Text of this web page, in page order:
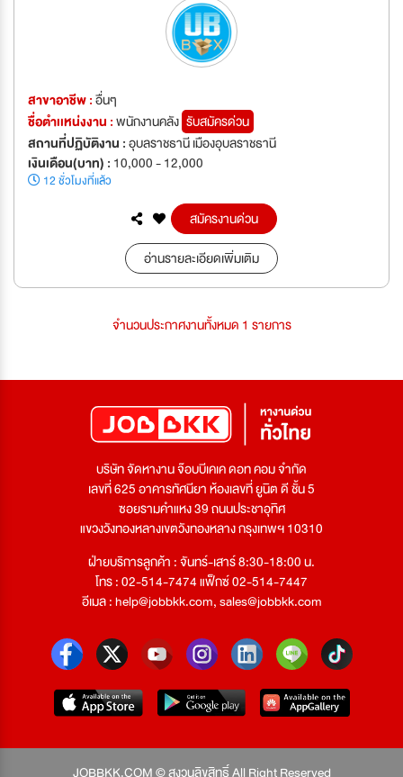
สาขาอาชีพ :อื่นๆ
ชื่อตำเเหน่งงาน :พนักงานคลัง รับสมัครด่วน
สถานที่ปฏิบัติงาน :อุบลราชธานี เมืองอุบลราชธานี
เงินเดือน(บาท) : 10,000 - 12,000
12 ชั่วโมงที่แล้ว
สมัครงานด่วน
อ่านรายละเอียดเพิ่มเติม
จำนวนประกาศงานทั้งหมด 1 รายการ
บริษัท จัดหางาน จ๊อบบีเคเค ดอท คอม จำกัด
เลขที่ 625 อาคารทัศนียา ห้องเลขที่ ยูนิต ดี ชั้น 5
ซอยรามคำแหง 39 ถนนประชาอุทิศ
แขวงวังทองหลางเขตวังทองหลาง กรุงเทพฯ 10310
ฝ่ายบริการลูกค้า : จันทร์-เสาร์ 8:30-18:00 น.
โทร : 02-514-7474 แฟ็กซ์ 02-514-7447
อีเมล :help@jobbkk.com,sales@jobbkk.com
JOBBKK.COM © สงวนลิขสิทธิ์ All Right Reserved